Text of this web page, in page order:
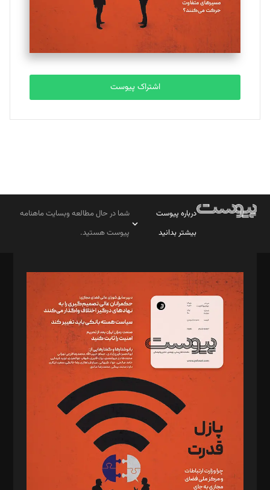
اشتراک پیوست
درباره پیوست
بیشتر بدانید
شما در حال مطالعه وبسایت ماهنامه
پیوست هستید.
مدیر مسئول: محمدباقر اثنی‌عشری
سردبیر: مهرک محمودی
دبیر تحریریه: میثم قاسمی
د‌بیر ناداستان: سمانه سمیع
د‌بیر خدمت و تجارت: ابوالفضل رجبی
د‌بیر حقوق فناوری: حسام‌الدین ایپکچی
د‌بیر پیوست جهان: مینا پاکدل
د‌بیر تحریریه آنلاین: بابک نقاش
تحریریه‌: مجتبی محمود‌ی، آرش برهمند، یسنا امان‌پور، سروش کرمیان،
مصطفی مسجدی آرانی، ابوالفضل رجبی، زهرا فکرانه، فائزه فتحی
رستمی،مصطفی باستان
ویرایش: نگار استاد‌‌آقا
طراح یونیفرم: مجید توکلی